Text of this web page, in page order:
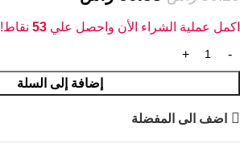
اكمل عملية الشراء الأن واحصل علي 53 نقاط!
إضافة إلى السلة
اضف الى المفضلة